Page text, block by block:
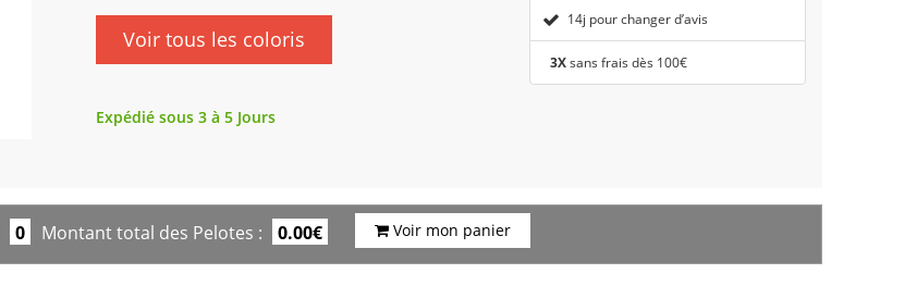
Voir tous les coloris
14j pour changer d’avis
3Xsans frais dès 100€
Expédié sous 3 à 5 Jours
0 Montant total des Pelotes : 0.00€ Voir mon panier